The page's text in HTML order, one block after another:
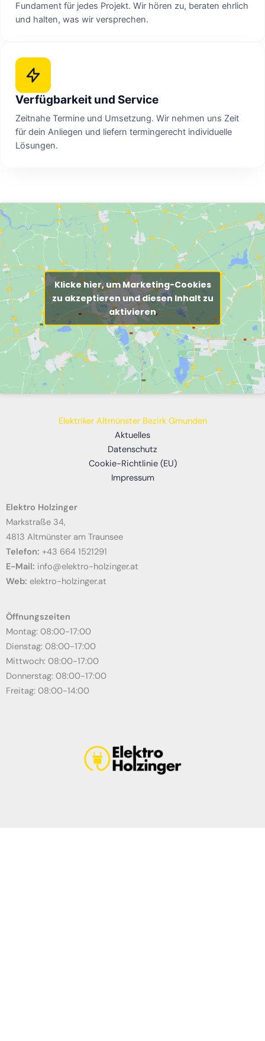
Fundament für jedes Projekt. Wir hören zu, beraten ehrlich
und halten, was wir versprechen.
Verfügbarkeit und Service
Zeitnahe Termine und Umsetzung. Wir nehmen uns Zeit
für dein Anliegen und liefern termingerecht individuelle
Lösungen.
Klicke hier, um Marketing-Cookies
zu akzeptieren und diesen Inhalt zu
aktivieren
Elektriker Altmünster Bezirk Gmunden
Aktuelles
Datenschutz
Cookie-Richtlinie (EU)
Impressum
Elektro Holzinger
Markstraße 34,
4813 Altmünster am Traunsee
Telefon: +43 664 1521291
E-Mail: info@elektro-holzinger.at
Web: elektro-holzinger.at
Öffnungszeiten
Montag: 08:00-17:00
Dienstag: 08:00-17:00
Mittwoch: 08:00-17:00
Donnerstag: 08:00-17:00
Freitag: 08:00-14:00